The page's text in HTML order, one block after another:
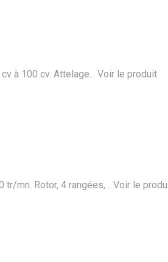
à 100 cv. Attelage... Voir le produit
mn. Rotor, 4 rangées,... Voir le